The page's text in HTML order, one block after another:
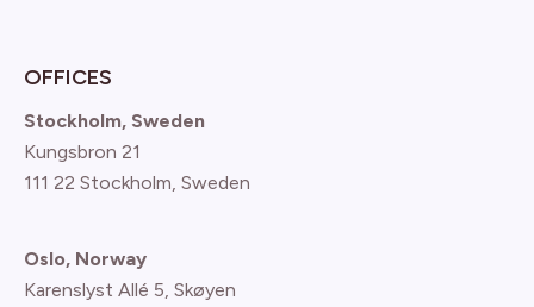
OFFICES
Stockholm, Sweden
Kungsbron 21
111 22 Stockholm, Sweden
Oslo, Norway
Karenslyst Allé 5, Skøyen